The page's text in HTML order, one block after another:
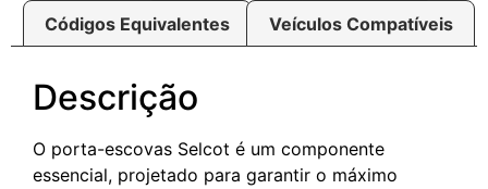
Códigos Equivalentes Veículos Compatíveis
Descrição
O porta-escovas Selcot é um componente
essencial, projetado para garantir o máximo